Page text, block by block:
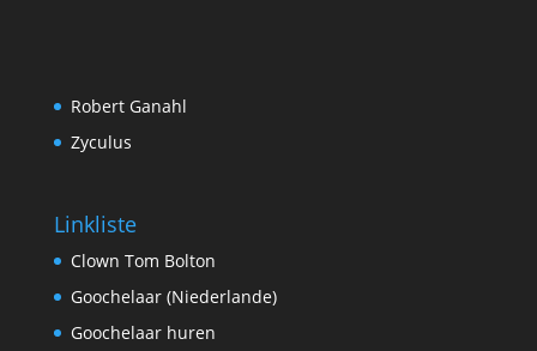
Robert Ganahl
Zyculus
Linkliste
Clown Tom Bolton
Goochelaar (Niederlande)
Goochelaar huren